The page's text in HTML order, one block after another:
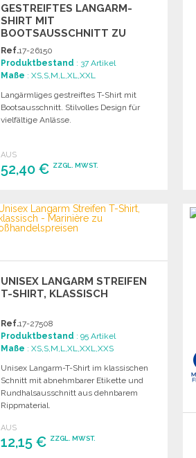
GESTREIFTES LANGARM-
SHIRT MIT
BOOTSAUSSCHNITT ZU
GROSSHANDELSPREISEN
Ref.17-26150
Produktbestand : 37 Artikel
Maße : XS,S,M,L,XL,XXL
Langärmliges gestreiftes T-Shirt mit
Bootsausschnitt. Stilvolles Design für
vielfältige Anlässe.
AUS
52,40 € ZZGL. MWST.
Angebot anfordern
UNISEX LANGARM STREIFEN
T-SHIRT, KLASSISCH
Ref.17-27508
Produktbestand : 95 Artikel
Maße : XS,S,M,L,XL,XXL,XXS
Unisex Langarm-T-Shirt im klassischen
Schnitt mit abnehmbarer Etikette und
Rundhalsausschnitt aus dehnbarem
Rippmaterial.
AUS
12,15 € ZZGL. MWST.